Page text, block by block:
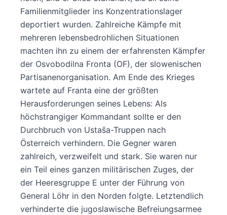
Familienmitglieder ins Konzentrationslager
deportiert wurden. Zahlreiche Kämpfe mit
mehreren lebensbedrohlichen Situationen
machten ihn zu einem der erfahrensten Kämpfer
der Osvobodilna Fronta (OF), der slowenischen
Partisanenorganisation. Am Ende des Krieges
wartete auf Franta eine der größten
Herausforderungen seines Lebens: Als
höchstrangiger Kommandant sollte er den
Durchbruch von Ustaša-Truppen nach
Österreich verhindern. Die Gegner waren
zahlreich, verzweifelt und stark. Sie waren nur
ein Teil eines ganzen militärischen Zuges, der
der Heeresgruppe E unter der Führung von
General Löhr in den Norden folgte. Letztendlich
verhinderte die jugoslawische Befreiungsarmee